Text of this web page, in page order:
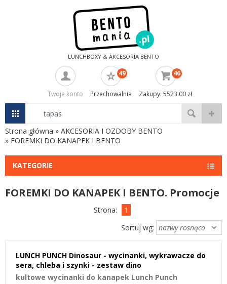
LUNCHBOXY & AKCESORIA BENTO
Twoje konto
49
Przechowalnia
46
Zakupy: 5523.00 zł
Strona główna » AKCESORIA I OZDOBY BENTO
» FOREMKI DO KANAPEK I BENTO
KATEGORIE
FOREMKI DO KANAPEK I BENTO. Promocje
Strona:
1
Sortuj wg:
LUNCH PUNCH Dinosaur - wycinanki, wykrawacze do
sera, chleba i szynki - zestaw dino
kultowe wycinanki do kanapek Lunch Punch